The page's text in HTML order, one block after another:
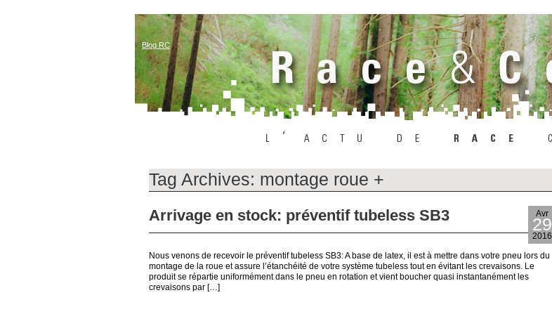
Blog RC
Tag Archives: montage roue +
Avr
29
2016
Arrivage en stock: préventif tubeless SB3
Nous venons de recevoir le préventif tubeless SB3: A base de latex, il est à mettre dans votre pneu lors du
montage de la roue et assure l’étanchéité de votre système tubeless tout en évitant les crevaisons. Le
produit se répartie uniformément dans le pneu en rotation et vient boucher quasi instantanément les
crevaisons par […]